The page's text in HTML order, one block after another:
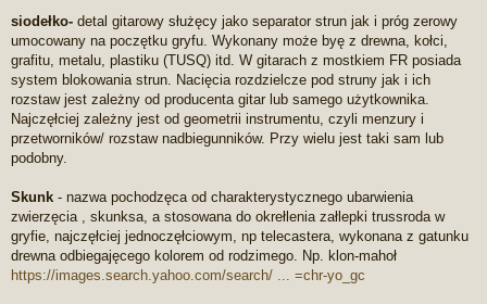
siodełko- detal gitarowy służęcy jako separator strun jak i próg zerowy
umocowany na poczętku gryfu. Wykonany może byę z drewna, kołci,
grafitu, metalu, plastiku (TUSQ) itd. W gitarach z mostkiem FR posiada
system blokowania strun. Nacięcia rozdzielcze pod struny jak i ich
rozstaw jest zależny od producenta gitar lub samego użytkownika.
Najczęłciej zależny jest od geometrii instrumentu, czyli menzury i
przetworników/ rozstaw nadbiegunników. Przy wielu jest taki sam lub
podobny.
Skunk - nazwa pochodzęca od charakterystycznego ubarwienia
zwierzęcia , skunksa, a stosowana do okrełlenia załlepki trussroda w
gryfie, najczęłciej jednoczęłciowym, np telecastera, wykonana z gatunku
drewna odbiegajęcego kolorem od rodzimego. Np. klon-mahoł
https://images.search.yahoo.com/search/ ... =chr-yo_gc